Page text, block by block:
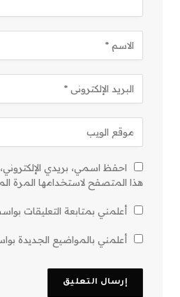
احفظ اسمي، بريدي
هذا المتصفح لاستخدامها المرة
أعلمني بمتابعة التعليقات
أعلمني بالمواضيع الجديدة